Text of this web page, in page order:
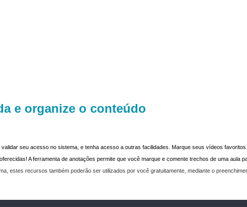
e organize o conteúdo
validar seu acesso no sistema, e tenha acesso a outras facilidades. Marque seus vídeos favoritos
A ferramenta de anotações permite que você marque e comente trechos de uma aula
estes recursos também poderão ser utilizados por você gratuitamente, mediante o